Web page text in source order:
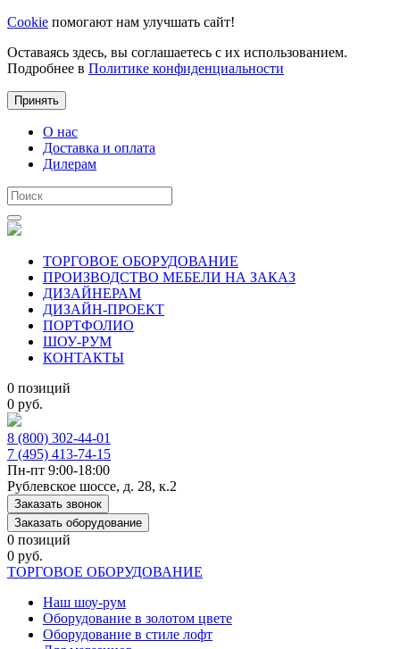
Cookie помогают нам улучшать сайт!
Оставаясь здесь, вы соглашаетесь с их использованием.
Подробнее в Политике конфиденциальности
Принять
О нас
Доставка и оплата
Дилерам
ТОРГОВОЕ ОБОРУДОВАНИЕ
ПРОИЗВОДСТВО МЕБЕЛИ НА ЗАКАЗ
ДИЗАЙНЕРАМ
ДИЗАЙН-ПРОЕКТ
ПОРТФОЛИО
ШОУ-РУМ
КОНТАКТЫ
0 позиций
0 руб.
8 (800) 302-44-01
7 (495) 413-74-15
Пн-пт 9:00-18:00
Рублевское шоссе, д. 28, к.2
Заказать звонок
Заказать оборудование
0 позиций
0 руб.
ТОРГОВОЕ ОБОРУДОВАНИЕ
Наш шоу-рум
Оборудование в золотом цвете
Оборудование в стиле лофт